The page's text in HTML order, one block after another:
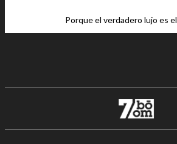
Porque el verdadero lujo es